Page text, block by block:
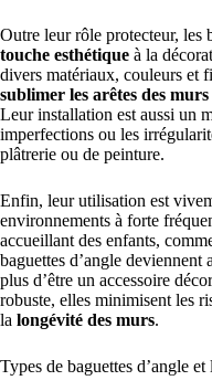
Outre leur rôle protecteur, les
touche esthétique à la
divers matériaux, couleurs et
sublimer les arêtes des murs
Leur installation est aussi un
imperfections ou les
plâtrerie ou de peinture.
Enfin, leur utilisation est
environnements à forte
accueillant des enfants,
baguettes d’angle deviennent
plus d’être un accessoire
robuste, elles minimisent les
la longévité des murs.
Types de baguettes d’angle